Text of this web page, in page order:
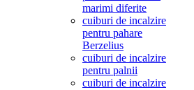
marimi diferite
cuiburi de incalzire
pentru pahare
Berzelius
cuiburi de incalzire
pentru palnii
cuiburi de incalzire